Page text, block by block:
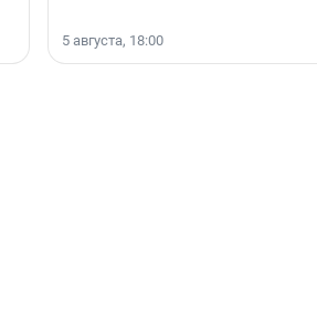
5 августа, 18:00